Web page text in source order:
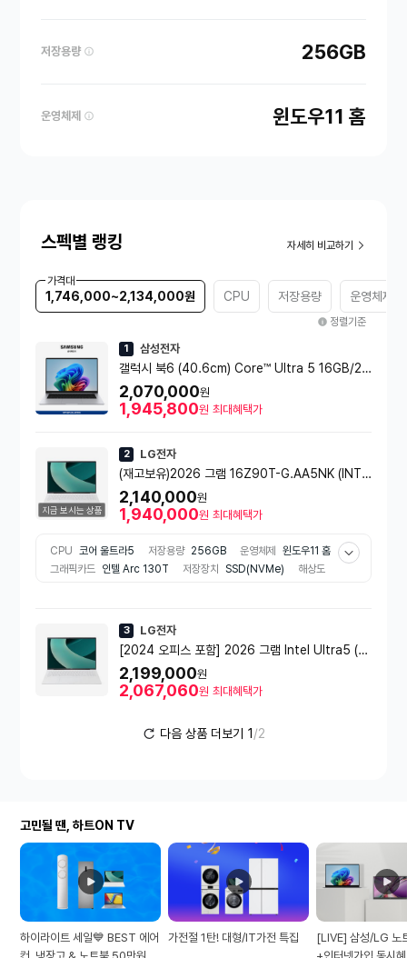
저장용량 256GB
운영체제 윈도우11 홈
스펙별 랭킹 자세히 비교하기
가격대
1,746,000~2,134,000원 CPU 저장용량 운영체제
정렬기준
1 삼성전자
갤럭시 북6 (40.6cm) Core™ Ultra 5 16GB/25
6GB NVMe SSD, Copilot+ PC 실버 - NT760
VJG-KC51S
2,070,000원
1,945,800원 최대혜택가
지금 보시는 상품
2 LG전자
(재고보유)2026 그램 16Z90T-G.AA5NK (INTE
L ULTRA5 /16GB/256GB/40.6 cm (16.0) W
QXGA/Win11/스노우화이트)
2,140,000원
1,940,000원 최대혜택가
CPU 코어 울트라5 저장용량 256GB 운영체제 윈도우11 홈
그래픽카드
인텔 Arc 130T 저장장치 SSD(NVMe)
해상도
무게 1.199kg
인강/사무용
기본클럭
RAM 용량
16GB 4.9GHz
3 LG전자
[2024 오피스 포함] 2026 그램 Intel Ultra5 (16
인치/256GB/40.6 cm (16.0) WQXGA/Win11/
스노우화이트) - [16Z90T-G.AA5NK]
2,199,000원
2,067,060원 최대혜택가
다음 상품 더보기 1 /2
고민될 땐, 하트ON TV
하이라이트 세일💙 BEST 에어
가전절 1탄! 대형/IT가전 특집
[LIVE] 삼성/LG 노